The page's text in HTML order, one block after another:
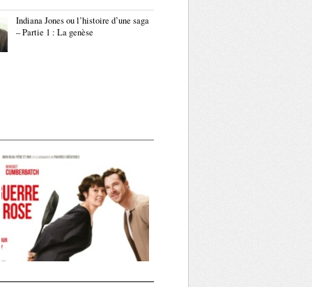
Indiana Jones ou l’histoire d’une saga
– Partie 1 : La genèse